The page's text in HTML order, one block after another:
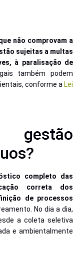
não comprovam a
sujeitas a multas
à paralisação de
também podem
conforme a Lei
completo das
correta dos
de processos
No dia a dia,
a coleta seletiva
e ambientalmente